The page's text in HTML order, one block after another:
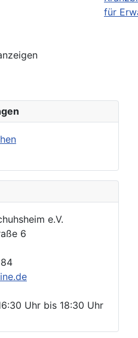
für
e.V.
6
Uhr bis 18:30 Uhr